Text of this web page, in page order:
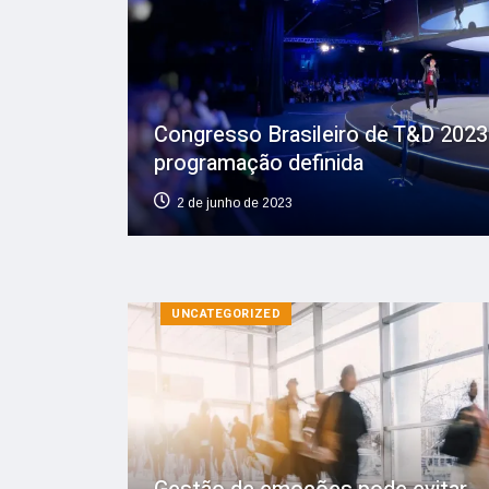
Congresso Brasileiro de T&D
programação definida
2 de junho de 2023
UNCATEGORIZED